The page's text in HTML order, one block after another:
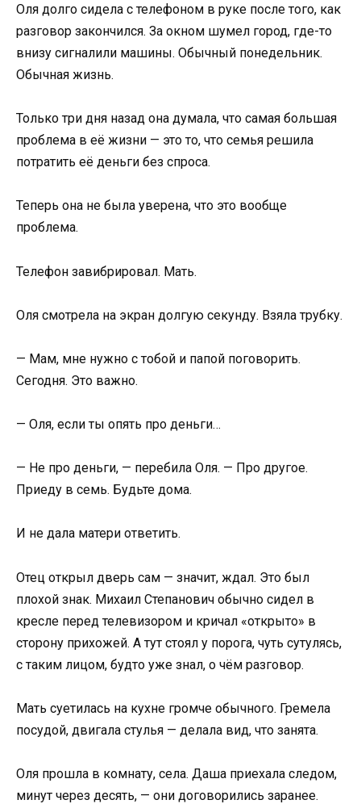
Оля долго сидела с телефоном в руке после того, как
разговор закончился. За окном шумел город, где-то
внизу сигналили машины. Обычный понедельник.
Обычная жизнь.
Только три дня назад она думала, что самая большая
проблема в её жизни — это то, что семья решила
потратить её деньги без спроса.
Теперь она не была уверена, что это вообще
проблема.
Телефон завибрировал. Мать.
Оля смотрела на экран долгую секунду. Взяла трубку.
— Мам, мне нужно с тобой и папой поговорить.
Сегодня. Это важно.
— Оля, если ты опять про деньги…
— Не про деньги, — перебила Оля. — Про другое.
Приеду в семь. Будьте дома.
И не дала матери ответить.
Отец открыл дверь сам — значит, ждал. Это был
плохой знак. Михаил Степанович обычно сидел в
кресле перед телевизором и кричал «открыто» в
сторону прихожей. А тут стоял у порога, чуть сутулясь,
с таким лицом, будто уже знал, о чём разговор.
Мать суетилась на кухне громче обычного. Гремела
посудой, двигала стулья — делала вид, что занята.
Оля прошла в комнату, села. Даша приехала следом,
минут через десять, — они договорились заранее.